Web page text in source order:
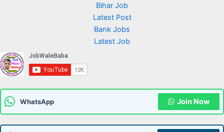
Bihar Job
Latest Post
Bank Jobs
Latest Job
WhatsApp Join Now